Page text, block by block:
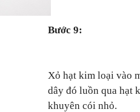
Bước 9:
Xỏ hạt kim loại vào
dây đó luồn qua hạt
khuyên cói nhỏ.